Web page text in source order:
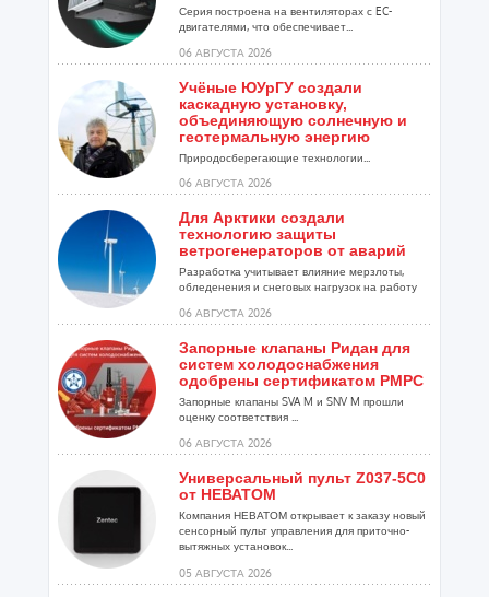
Серия построена на вентиляторах с EC-
двигателями, что обеспечивает...
06 АВГУСТА 2026
Учёные ЮУрГУ создали
каскадную установку,
объединяющую солнечную и
геотермальную энергию
Природосберегающие технологии...
06 АВГУСТА 2026
Для Арктики создали
технологию защиты
ветрогенераторов от аварий
Разработка учитывает влияние мерзлоты,
обледенения и снеговых нагрузок на работу
06 АВГУСТА 2026
Запорные клапаны Ридан для
систем холодоснабжения
одобрены сертификатом РМРС
Запорные клапаны SVA M и SNV M прошли
оценку соответствия ...
06 АВГУСТА 2026
Универсальный пульт Z037-5C0
от НЕВАТОМ
Компания НЕВАТОМ открывает к заказу новый
сенсорный пульт управления для приточно-
вытяжных установок...
05 АВГУСТА 2026